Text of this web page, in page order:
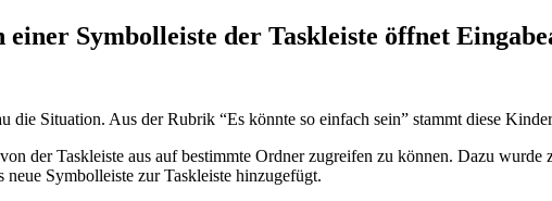
Symbolleiste der Taskleiste öffnet
die Situation. Aus der Rubrik “Es könnte so einfach sein” stammt diese
der Taskleiste aus auf bestimmte Ordner zugreifen zu können. Dazu
Symbolleiste zur Taskleiste hinzugefügt.